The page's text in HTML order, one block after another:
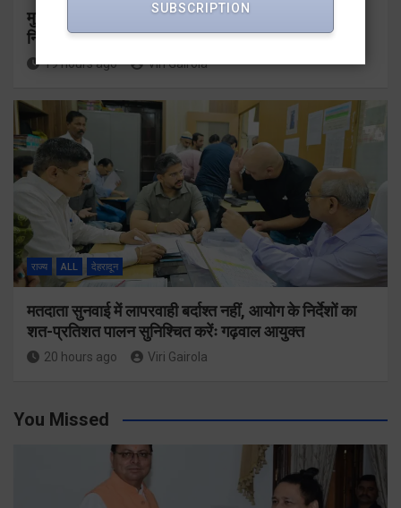
मुख्यमंत्री धामी ने उत्तराखंड क्रीड़ा विश्वविद्यालय गौलापार के
निर्माण कार्यों की समीक्षा की
19 hours ago Viri Gairola
राज्य ALL देहरादून
मतदाता सुनवाई में लापरवाही बर्दाश्त नहीं, आयोग के निर्देशों का
शत-प्रतिशत पालन सुनिश्चित करेंः गढ़वाल आयुक्त
20 hours ago Viri Gairola
You Missed
SUBSCRIPTION